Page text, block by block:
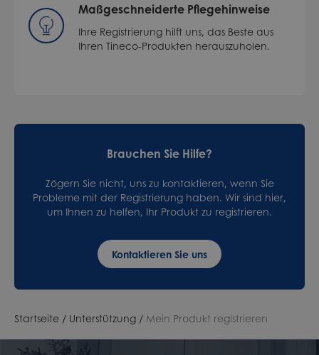
Maßgeschneiderte Pflegehinweise
Ihre Registrierung hilft uns, das Beste aus
Ihren Tineco-Produkten herauszuholen.
Brauchen Sie Hilfe?
Zögern Sie nicht, uns zu kontaktieren, wenn Sie
Probleme mit der Registrierung haben. Wir sind hier,
um Ihnen zu helfen, Ihr Produkt zu registrieren.
Kontaktieren Sie uns
Startseite / Unterstützung / Mein Produkt registrieren